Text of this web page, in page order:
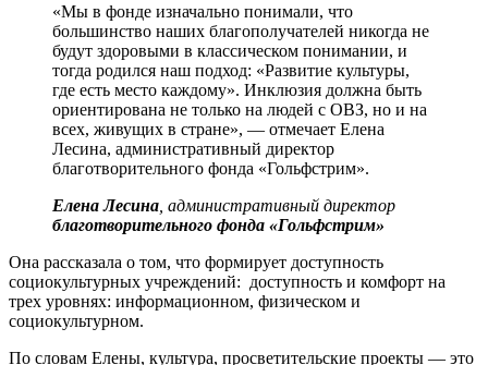
«Мы в фонде изначально понимали, что
большинство наших благополучателей никогда не
будут здоровыми в классическом понимании, и
тогда родился наш подход: «Развитие культуры,
где есть место каждому». Инклюзия должна быть
ориентирована не только на людей с ОВЗ, но и на
всех, живущих в стране», — отмечает Елена
Лесина, административный директор
благотворительного фонда «Гольфстрим».
Елена Лесина , административный директор
благотворительного фонда «Гольфстрим»
Она рассказала о том, что формирует доступность
социокультурных учреждений: доступность и комфорт на
трех уровнях: информационном, физическом и
социокультурном.
По словам Елены, культура, просветительские проекты — это